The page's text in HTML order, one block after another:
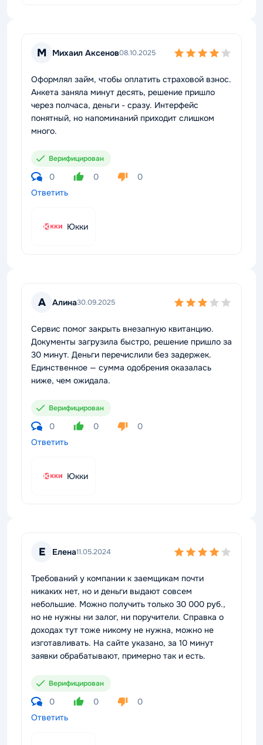
М Михаил Аксенов08.10.2025
Оформлял займ, чтобы оплатить страховой взнос.
Анкета заняла минут десять, решение пришло
через полчаса, деньги - сразу. Интерфейс
понятный, но напоминаний приходит слишком
много.
Верифицирован
0 0
0
Ответить
Юкки
А Алина30.09.2025
Сервис помог закрыть внезапную квитанцию.
Документы загрузила быстро, решение пришло за
30 минут. Деньги перечислили без задержек.
Единственное — сумма одобрения оказалась
ниже, чем ожидала.
Верифицирован
0 0
0
Ответить
Юкки
Е Елена11.05.2024
Требований у компании к заемщикам почти
никаких нет, но и деньги выдают совсем
небольшие. Можно получить только 30 000 руб.,
но не нужны ни залог, ни поручители. Справка о
доходах тут тоже никому не нужна, можно не
изготавливать. На сайте указано, за 10 минут
заявки обрабатывают, примерно так и есть.
Верифицирован
0 0
0
Ответить